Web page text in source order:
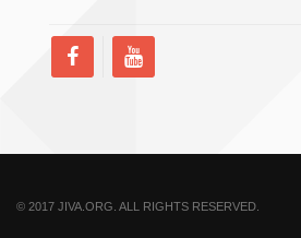
© 2017 JIVA.ORG. ALL RIGHTS RESERVED.